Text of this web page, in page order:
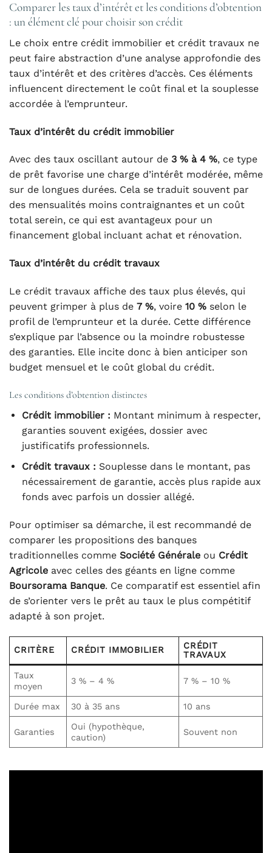
Comparer les taux d’intérêt et les conditions d’obtention
: un élément clé pour choisir son crédit
Le choix entre crédit immobilier et crédit travaux ne
peut faire abstraction d’une analyse approfondie des
taux d’intérêt et des critères d’accès. Ces éléments
influencent directement le coût final et la souplesse
accordée à l’emprunteur.
Taux d’intérêt du crédit immobilier
Avec des taux oscillant autour de 3 % à 4 %, ce type
de prêt favorise une charge d’intérêt modérée, même
sur de longues durées. Cela se traduit souvent par
des mensualités moins contraignantes et un coût
total serein, ce qui est avantageux pour un
financement global incluant achat et rénovation.
Taux d’intérêt du crédit travaux
Le crédit travaux affiche des taux plus élevés, qui
peuvent grimper à plus de 7 %, voire 10 % selon le
profil de l’emprunteur et la durée. Cette différence
s’explique par l’absence ou la moindre robustesse
des garanties. Elle incite donc à bien anticiper son
budget mensuel et le coût global du crédit.
Les conditions d’obtention distinctes
Crédit immobilier : Montant minimum à respecter,
garanties souvent exigées, dossier avec
justificatifs professionnels.
Crédit travaux : Souplesse dans le montant, pas
nécessairement de garantie, accès plus rapide aux
fonds avec parfois un dossier allégé.
Pour optimiser sa démarche, il est recommandé de
comparer les propositions des banques
traditionnelles comme Société Générale ou Crédit
Agricole avec celles des géants en ligne comme
Boursorama Banque. Ce comparatif est essentiel afin
de s’orienter vers le prêt au taux le plus compétitif
adapté à son projet.
CRITÈRE CRÉDIT IMMOBILIER
CRÉDIT
TRAVAUX
Taux
moyen
3 % – 4 % 7 % – 10 %
Durée max 30 à 35 ans 10 ans
Garanties
Oui (hypothèque,
caution)
Souvent non